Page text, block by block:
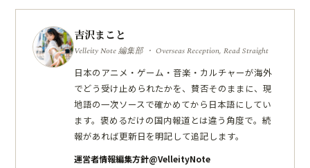
吉沢まこと
Velleity Note 編集部 ・ Overseas Reception, Read Straight
日本のアニメ・ゲーム・音楽・カルチャーが海外
でどう受け止められたかを、賛否そのままに、現
地語の一次ソースで確かめてから日本語にしてい
ます。褒めるだけの国内報道とは違う角度で。続
報があれば更新日を明記して追記します。
運営者情報編集方針@VelleityNote